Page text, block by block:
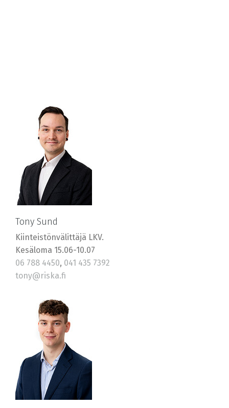
Tony Sund
Kiinteistönvälittäjä LKV.
Kesäloma 15.06-10.07
06 788 4450, 041 435 7392
tony@riska.fi